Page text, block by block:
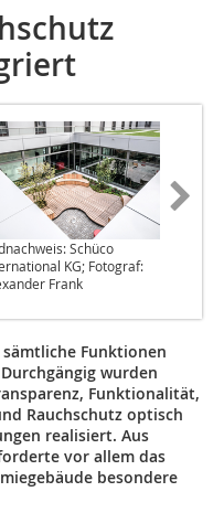
Schüco
KG; Fotograf:
Frank
Funktionen
wurden
Funktionalität,
Rauchschutz optisch
realisiert. Aus
vor allem das
besondere